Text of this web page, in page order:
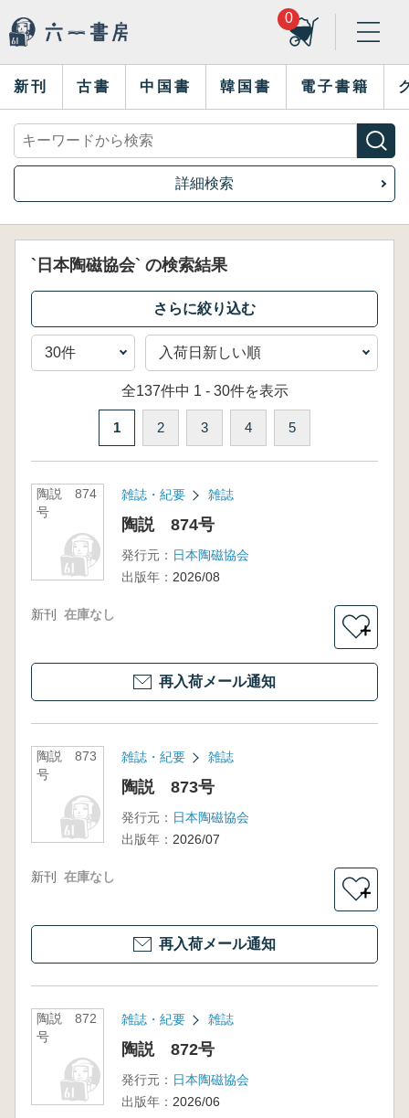
0
新刊 古書 中国書 韓国書 電子書籍
詳細検索
`日本陶磁協会` の検索結果
全137件中 1 - 30件を表示
1 2 3 4 5
陶説 874
号
雑誌・紀要 雑誌
陶説 874号
発行元： 日本陶磁協会
出版年： 2026/08
新刊 在庫なし
＋
再入荷メール通知
陶説 873
号
雑誌・紀要 雑誌
陶説 873号
発行元： 日本陶磁協会
出版年： 2026/07
新刊 在庫なし
＋
再入荷メール通知
陶説 872
号
雑誌・紀要 雑誌
陶説 872号
発行元： 日本陶磁協会
出版年： 2026/06